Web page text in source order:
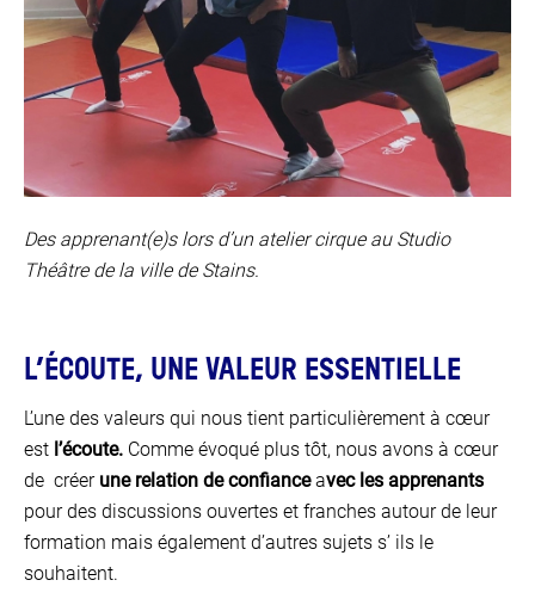
Des apprenant(e)s lors d’un atelier cirque au Studio
Théâtre de la ville de Stains.
L’ÉCOUTE, UNE VALEUR ESSENTIELLE
L’une des valeurs qui nous tient particulièrement à cœur
est l’écoute. Comme évoqué plus tôt, nous avons à cœur
de créer une relation de confianceavec les apprenants
pour des discussions ouvertes et franches autour de leur
formation mais également d’autres sujets s’ ils le
souhaitent.